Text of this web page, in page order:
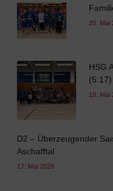
25. Mai
HSG
(5:17)
18. Mai
D2 – Überzeugender
Aschafftal
17. Mai 2026